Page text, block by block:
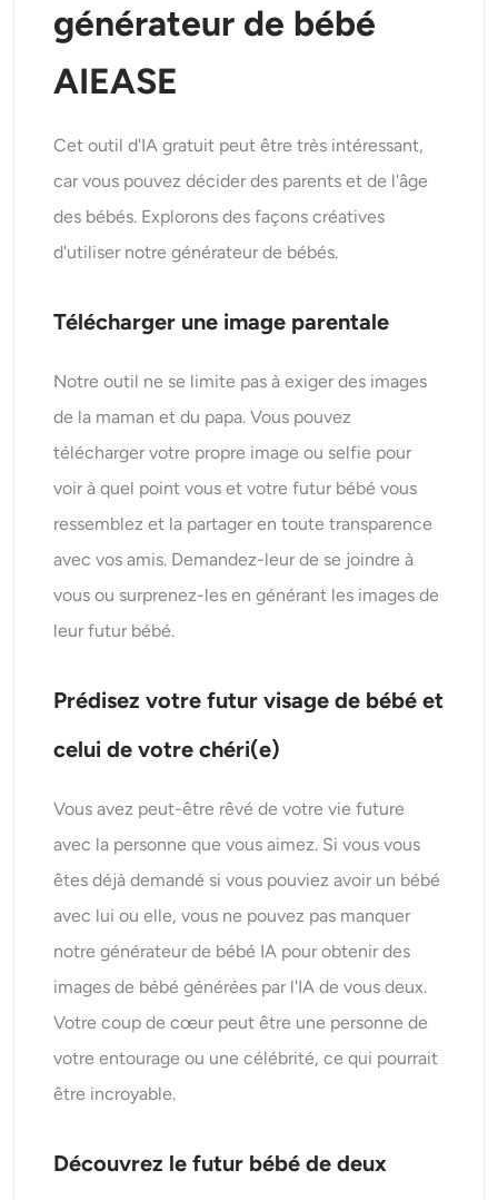
générateur de bébé
AIEASE
Cet outil d'IA gratuit peut être très intéressant,
car vous pouvez décider des parents et de l'âge
des bébés. Explorons des façons créatives
d'utiliser notre générateur de bébés.
Télécharger une image parentale
Notre outil ne se limite pas à exiger des images
de la maman et du papa. Vous pouvez
télécharger votre propre image ou selfie pour
voir à quel point vous et votre futur bébé vous
ressemblez et la partager en toute transparence
avec vos amis. Demandez-leur de se joindre à
vous ou surprenez-les en générant les images de
leur futur bébé.
Prédisez votre futur visage de bébé et
celui de votre chéri(e)
Vous avez peut-être rêvé de votre vie future
avec la personne que vous aimez. Si vous vous
êtes déjà demandé si vous pouviez avoir un bébé
avec lui ou elle, vous ne pouvez pas manquer
notre générateur de bébé IA pour obtenir des
images de bébé générées par l'IA de vous deux.
Votre coup de cœur peut être une personne de
votre entourage ou une célébrité, ce qui pourrait
être incroyable.
Découvrez le futur bébé de deux